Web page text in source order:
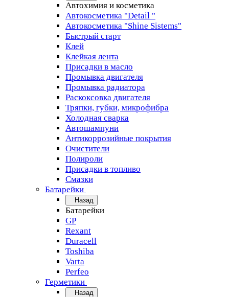
Автохимия и косметика
Автокосметика "Detail "
Автокосметика "Shine Sistems"
Быстрый старт
Клей
Клейкая лента
Присадки в масло
Промывка двигателя
Промывка радиатора
Раскоксовка двигателя
Тряпки, губки, микрофибра
Холодная сварка
Автошампуни
Антикоррозийные покрытия
Очистители
Полироли
Присадки в топливо
Смазки
Батарейки
Назад
Батарейки
GP
Rexant
Duracell
Toshiba
Varta
Perfeo
Герметики
Назад